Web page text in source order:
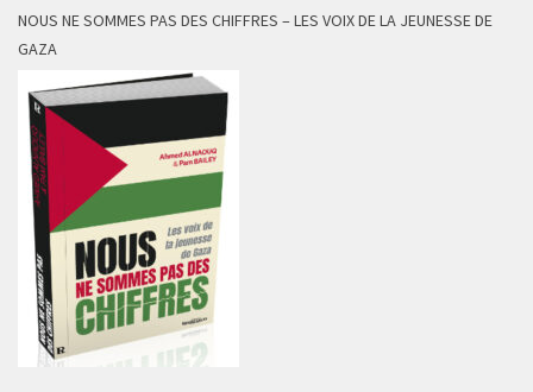
NOUS NE SOMMES PAS DES CHIFFRES – LES VOIX DE LA JEUNESSE DE
GAZA